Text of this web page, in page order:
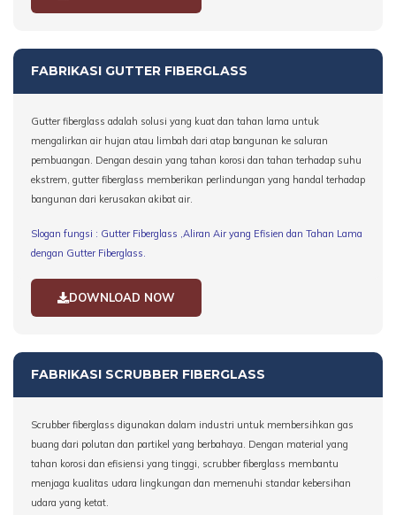
FABRIKASI GUTTER FIBERGLASS
Gutter fiberglass adalah solusi yang kuat dan tahan lama untuk
mengalirkan air hujan atau limbah dari atap bangunan ke saluran
pembuangan. Dengan desain yang tahan korosi dan tahan terhadap suhu
ekstrem, gutter fiberglass memberikan perlindungan yang handal terhadap
bangunan dari kerusakan akibat air.
Slogan fungsi : Gutter Fiberglass ,Aliran Air yang Efisien dan Tahan Lama
dengan Gutter Fiberglass.
DOWNLOAD NOW
FABRIKASI SCRUBBER FIBERGLASS
Scrubber fiberglass digunakan dalam industri untuk membersihkan gas
buang dari polutan dan partikel yang berbahaya. Dengan material yang
tahan korosi dan efisiensi yang tinggi, scrubber fiberglass membantu
menjaga kualitas udara lingkungan dan memenuhi standar kebersihan
udara yang ketat.